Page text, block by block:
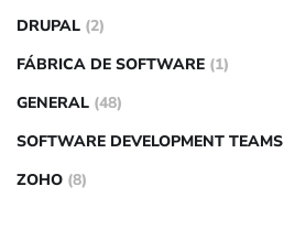
DRUPAL (2)
FÁBRICA DE SOFTWARE (1)
GENERAL (48)
SOFTWARE DEVELOPMENT TEAMS
ZOHO (8)